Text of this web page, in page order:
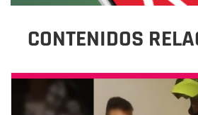
CONTENIDOS